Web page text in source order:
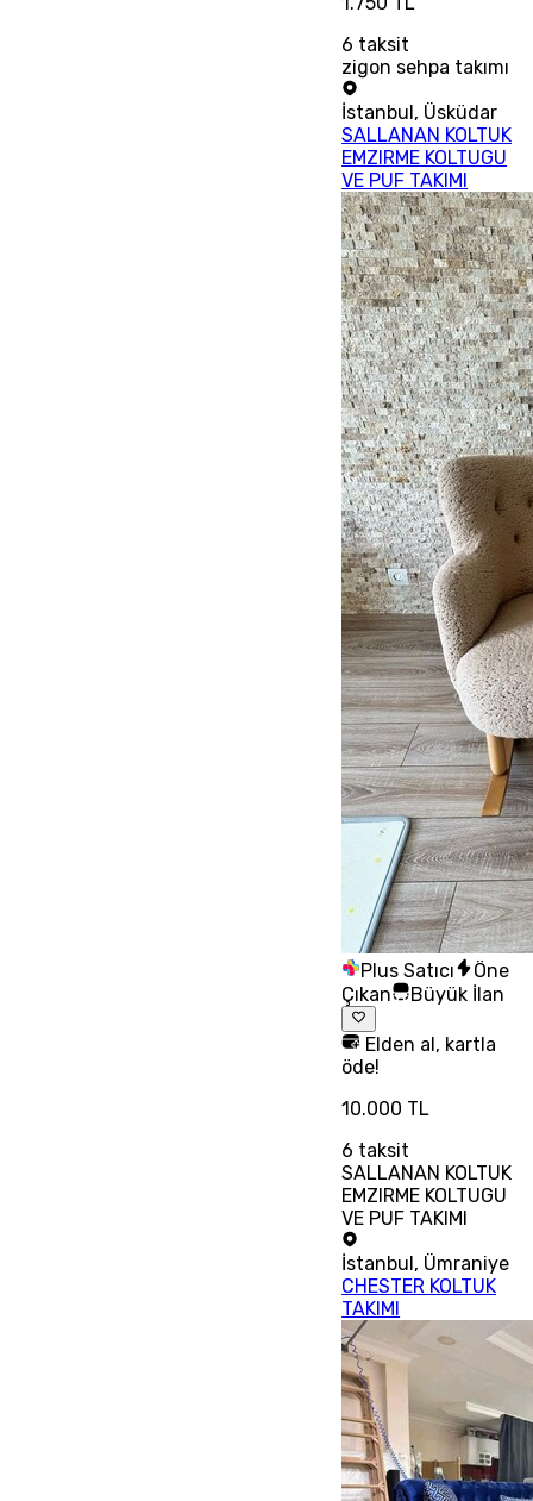
6 taksit
zigon sehpa takımı
İstanbul, Üsküdar
SALLANAN KOLTUK
EMZIRME KOLTUGU
VE PUF TAKIMI
Plus Satıcı
Öne
Çıkan
Büyük İlan
Elden al, kartla
öde!
10.000 TL
6 taksit
SALLANAN KOLTUK
EMZIRME KOLTUGU
VE PUF TAKIMI
İstanbul , Ümraniye
CHESTER KOLTUK
TAKIMI